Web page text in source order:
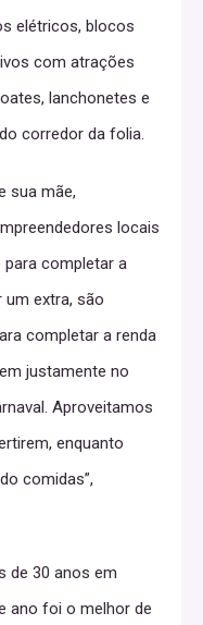
elétricos, blocos
com atrações
lanchonetes e
corredor da folia.
sua mãe,
locais
para completar a
um extra, são
completar a renda
justamente no
Aproveitamos
enquanto
comidas”,
de 30 anos em
ano foi o melhor de